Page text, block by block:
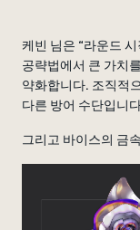
케빈 님은 “라운드
공략법에서 큰 가치
약화합니다. 조직적
다른 방어 수단입니
그리고 바이스의 금